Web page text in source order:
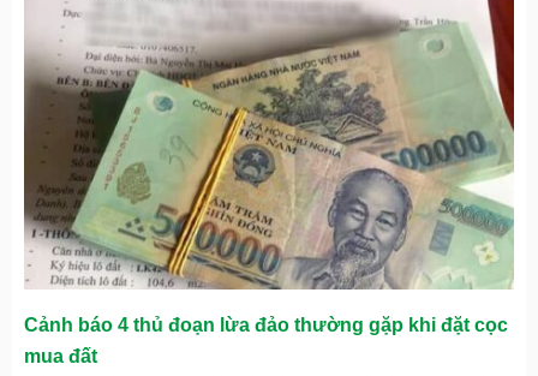
Cảnh báo 4 thủ đoạn lừa đảo thường gặp khi đặt cọc
mua đất